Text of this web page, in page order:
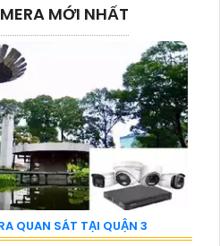
MỚI NHẤT
QUAN SÁT TẠI QUẬN 3